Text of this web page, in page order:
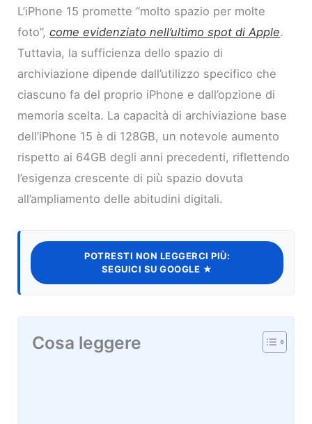
L’iPhone 15 promette “molto spazio per molte
foto”,come evidenziato nell’ultimo spot di Apple.
Tuttavia, la sufficienza dello spazio di
archiviazione dipende dall’utilizzo specifico che
ciascuno fa del proprio iPhone e dall’opzione di
memoria scelta. La capacità di archiviazione base
dell’iPhone 15 è di 128GB, un notevole aumento
rispetto ai 64GB degli anni precedenti, riflettendo
l’esigenza crescente di più spazio dovuta
all’ampliamento delle abitudini digitali.
POTRESTI NON LEGGERCI PIÙ:
SEGUICI SU GOOGLE ★
Cosa leggere